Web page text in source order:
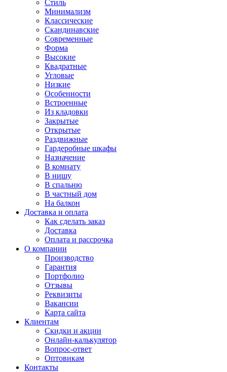
Стиль
Минимализм
Классические
Скандинавские
Современные
Форма
Высокие
Квадратные
Угловые
Низкие
Особенности
Встроенные
Из кладовки
Закрытые
Открытые
Раздвижные
Гардеробные шкафы
Назначение
В комнату
В нишу
В спальню
В частный дом
На балкон
Доставка и оплата
Как сделать заказ
Доставка
Оплата и рассрочка
О компании
Производство
Гарантия
Портфолио
Отзывы
Реквизиты
Вакансии
Карта сайта
Клиентам
Скидки и акции
Онлайн-калькулятор
Вопрос-ответ
Оптовикам
Контакты